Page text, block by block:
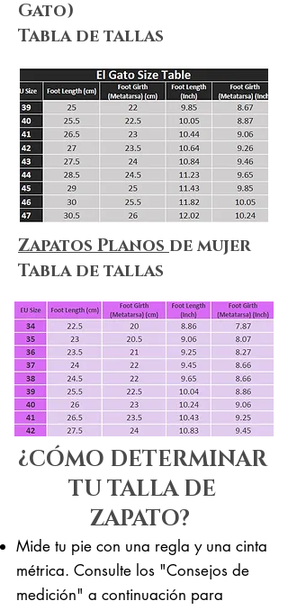
Gato)
Tabla de tallas
Zapatos Planos de mujer
Tabla de tallas
¿CÓMO DETERMINAR
TU TALLA DE
ZAPATO?
Mide tu pie con una regla y una cinta
métrica. Consulte los "Consejos de
medición" a continuación para